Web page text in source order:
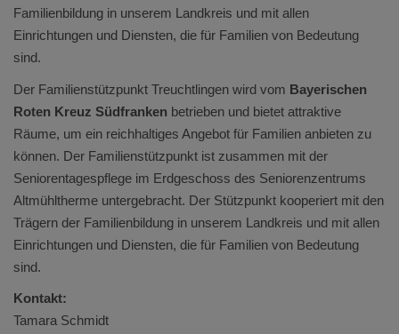
Familienbildung in unserem Landkreis und mit allen
Einrichtungen und Diensten, die für Familien von Bedeutung
sind.
Der Familienstützpunkt Treuchtlingen wird vom Bayerischen
Roten Kreuz Südfranken betrieben und bietet attraktive
Räume, um ein reichhaltiges Angebot für Familien anbieten zu
können. Der Familienstützpunkt ist zusammen mit der
Seniorentagespflege im Erdgeschoss des Seniorenzentrums
Altmühltherme untergebracht. Der Stützpunkt kooperiert mit den
Trägern der Familienbildung in unserem Landkreis und mit allen
Einrichtungen und Diensten, die für Familien von Bedeutung
sind.
Kontakt:
Tamara Schmidt